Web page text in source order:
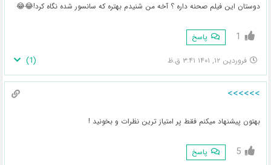
دوستان این فیلم صحنه داره ؟ آخه من شنیدم بهتره که سانسور شده نگاه کرد!😂😂
1 پاسخ
فروردین ۱۲, ۱۴۰۱ ۳:۴۱ ق.ظ (
1
)
>>>>>>
بهتون پیشنهاد میکنم فقط پر امتیاز ترین نظرات و بخونید !
5 پاسخ